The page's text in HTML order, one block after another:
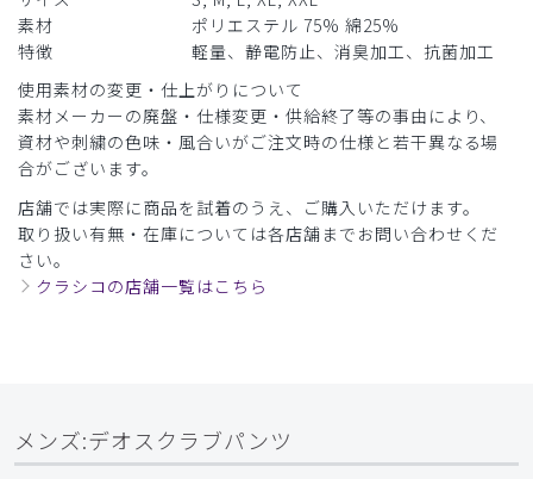
素材
ポリエステル 75% 綿25%
特徴
軽量、静電防止、消臭加工、抗菌加工
使用素材の変更・仕上がりについて
素材メーカーの廃盤・仕様変更・供給終了等の事由により、
資材や刺繍の色味・風合いがご注文時の仕様と若干異なる場
合がございます。
店舗では実際に商品を試着のうえ、ご購入いただけます。
取り扱い有無・在庫については各店舗までお問い合わせくだ
さい。
クラシコの店舗一覧はこちら
メンズ:デオスクラブパンツ